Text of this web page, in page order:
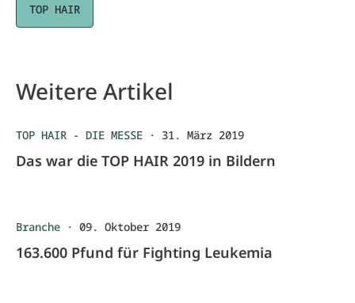
TOP HAIR
Weitere Artikel
TOP HAIR - DIE MESSE · 31. März 2019
Das war die TOP HAIR 2019 in Bildern
Branche · 09. Oktober 2019
163.600 Pfund für Fighting Leukemia